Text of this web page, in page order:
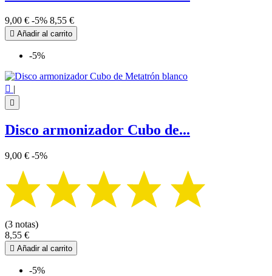
9,00 € -5% 8,55 €
 Añadir al carrito
-5%
 |

Disco armonizador Cubo de...
9,00 € -5%
(3 notas)
8,55 €
 Añadir al carrito
-5%